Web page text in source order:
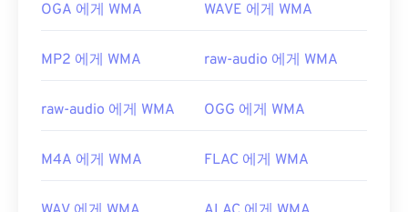
최초 출시:1999년
https://docs.microsoft.com/en-
codecs
OGA 에게 WMA WAVE 에게 WMA
MP2 에게 WMA raw-audio 에게 WMA
raw-audio 에게 WMA OGG 에게 WMA
M4A 에게 WMA FLAC 에게 WMA